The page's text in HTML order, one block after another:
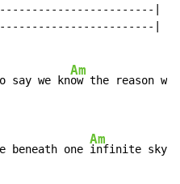
|
|
say we kn
Am
ow the reason
beneath one
Am
infinite sky.